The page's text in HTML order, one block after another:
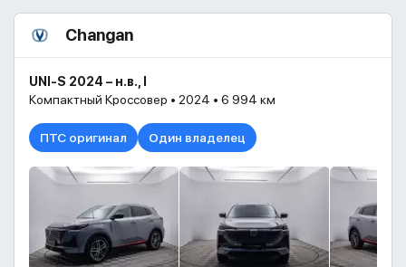
Changan
UNI-S 2024 – н.в., I
Компактный Кроссовер • 2024 • 6 994 км
ПТС оригинал Один владелец